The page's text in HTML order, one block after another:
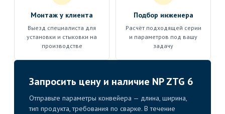
Монтаж у клиента
Выезд специалиста для
установки и стыковки на
производстве
Подбор инженера
Расчёт подходящей серии
и параметров под вашу
задачу
Запросить цену и наличие NP ZTG 6
Отправьте параметры конвейера — длина, ширина,
тип продукта, требования по сварке. В течение